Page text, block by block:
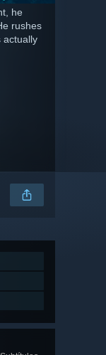
he
rushes
actually